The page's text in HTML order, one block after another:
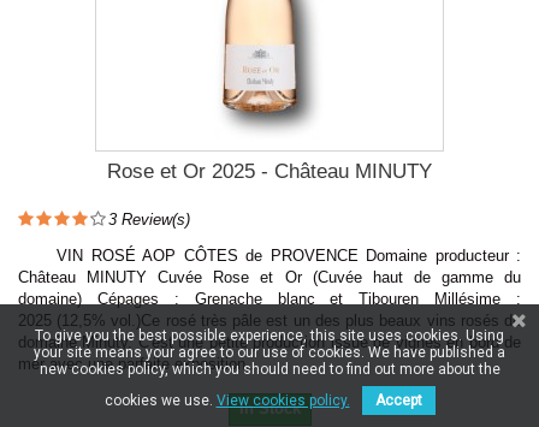
Rose et Or 2025 - Château MINUTY
3 Review(s)
VIN ROSÉ AOP CÔTES de PROVENCE Domaine producteur :
Château MINUTY Cuvée Rose et Or (Cuvée haut de gamme du
domaine) Cépages : Grenache blanc et Tibouren Millésime :
2025 (12,5% vol.)Ce rosé très pâle est un des plus beaux vins rosés du
domaine Minuty. C'est une petite production issue de vignes en bord de
mer avec une parfaite exposition...
In Stock
To give you the best possible experience, this site uses cookies. Using
your site means your agree to our use of cookies. We have published a
new cookies policy, which you should need to find out more about the
cookies we use. View cookies policy. Accept